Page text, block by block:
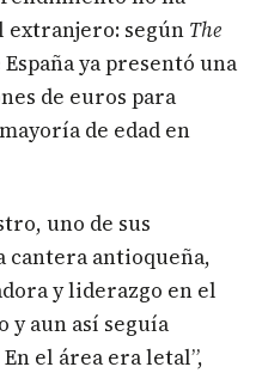
extranjero: según The
ya presentó una
de euros para
de edad en
uno de sus
antioqueña,
y liderazgo en el
y aun así seguía
el área era letal”,